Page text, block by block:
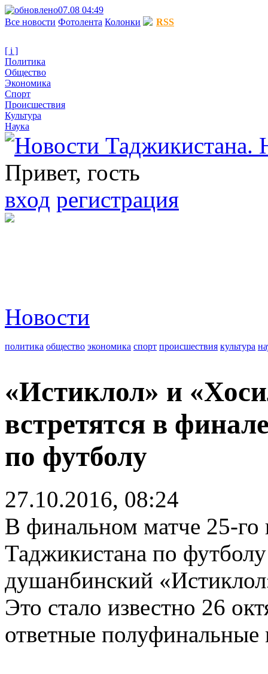
07.08 04:49
Все новости Фотолента Колонки RSS
[ i ]
Политика
Общество
Экономика
Спорт
Происшествия
Культура
Наука
Привет, гость
вход регистрация
Новости
политика общество экономика спорт происшествия культура
«Истиклол» и
встретятся в
по футболу
27.10.2016, 08:24
В финальном матче 25-
Таджикистана по футболу
душанбинский
Это стало известно 26
ответные